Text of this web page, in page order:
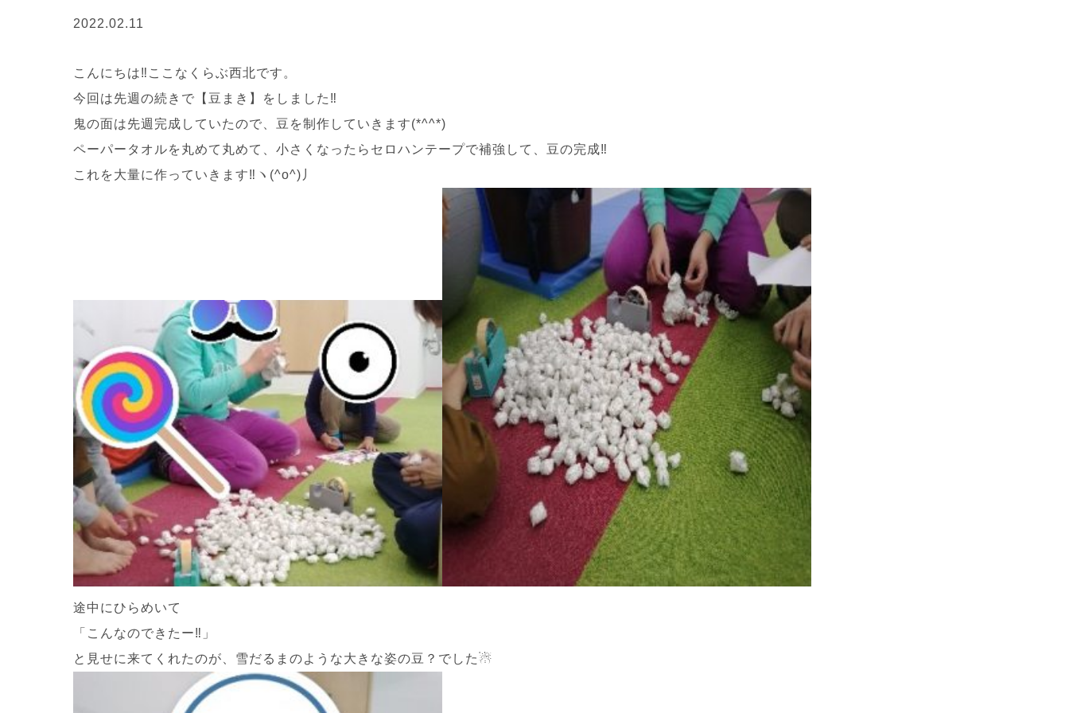
2022.02.11
こんにちは‼ここなくらぶ西北です。
今回は先週の続きで【豆まき】をしました‼
鬼の面は先週完成していたので、豆を制作していきます(*^^*)
ペーパータオルを丸めて丸めて、小さくなったらセロハンテープで補強して、豆の完成‼
これを大量に作っていきます‼ヽ(^o^)丿
途中にひらめいて
「こんなのできたー‼」
と見せに来てくれたのが、雪だるまのような大きな姿の豆？でした☃